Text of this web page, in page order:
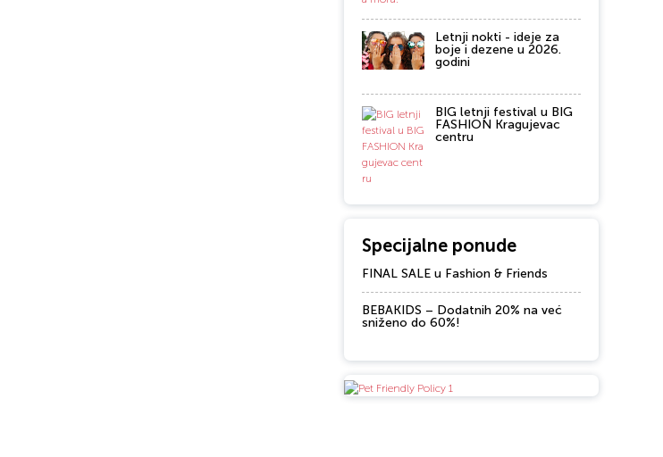
Letnji nokti - ideje za
boje i dezene u 2026.
godini
BIG letnji festival u BIG
FASHION Kragujevac
centru
Specijalne ponude
FINAL SALE u Fashion & Friends
BEBAKIDS – Dodatnih 20% na već
sniženo do 60%!